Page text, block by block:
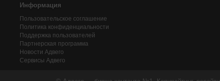
Информация
Пользовательское соглашение
Политика конфиденциальности
Поддержка пользователей
Партнерская программа
Новости Адвего
Сервисы Адвего